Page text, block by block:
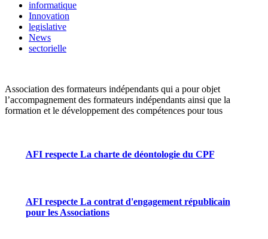
informatique
Innovation
legislative
News
sectorielle
Association des formateurs indépendants qui a pour objet
l’accompagnement des formateurs indépendants ainsi que la
formation et le développement des compétences pour tous
AFI respecte La charte de déontologie du CPF
AFI respecte La contrat d'engagement républicain
pour les Associations